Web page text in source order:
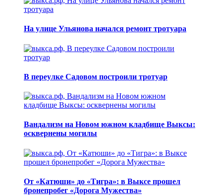
На улице Ульянова начался ремонт тротуара
В переулке Садовом построили тротуар
Вандализм на Новом южном кладбище Выксы:
осквернены могилы
От «Катюши» до «Тигра»: в Выксе прошел
бронепробег «Дорога Мужества»